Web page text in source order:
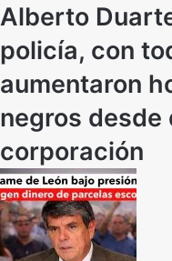
Alberto
policía, con
aumentaron
negros desde
corporación